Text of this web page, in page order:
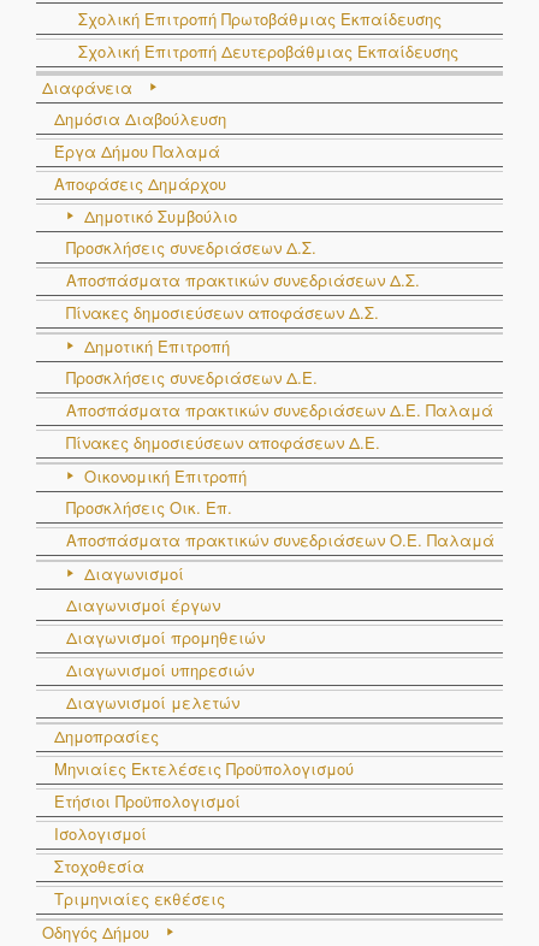
Σχολική Επιτροπή Πρωτοβάθμιας Εκπαίδευσης
Σχολική Επιτροπή Δευτεροβάθμιας Εκπαίδευσης
Διαφάνεια
Δημόσια Διαβούλευση
Έργα Δήμου Παλαμά
Αποφάσεις Δημάρχου
Δημοτικό Συμβούλιο
Προσκλήσεις συνεδριάσεων Δ.Σ.
Αποσπάσματα πρακτικών συνεδριάσεων Δ.Σ.
Πίνακες δημοσιεύσεων αποφάσεων Δ.Σ.
Δημοτική Επιτροπή
Προσκλήσεις συνεδριάσεων Δ.Ε.
Αποσπάσματα πρακτικών συνεδριάσεων Δ.E. Παλαμά
Πίνακες δημοσιεύσεων αποφάσεων Δ.Ε.
Οικονομική Επιτροπή
Προσκλήσεις Οικ. Επ.
Αποσπάσματα πρακτικών συνεδριάσεων Ο.E. Παλαμά
Διαγωνισμοί
Διαγωνισμοί έργων
Διαγωνισμοί προμηθειών
Διαγωνισμοί υπηρεσιών
Διαγωνισμοί μελετών
Δημοπρασίες
Μηνιαίες Εκτελέσεις Προϋπολογισμού
Ετήσιοι Προϋπολογισμοί
Ισολογισμοί
Στοχοθεσία
Τριμηνιαίες εκθέσεις
Οδηγός Δήμου